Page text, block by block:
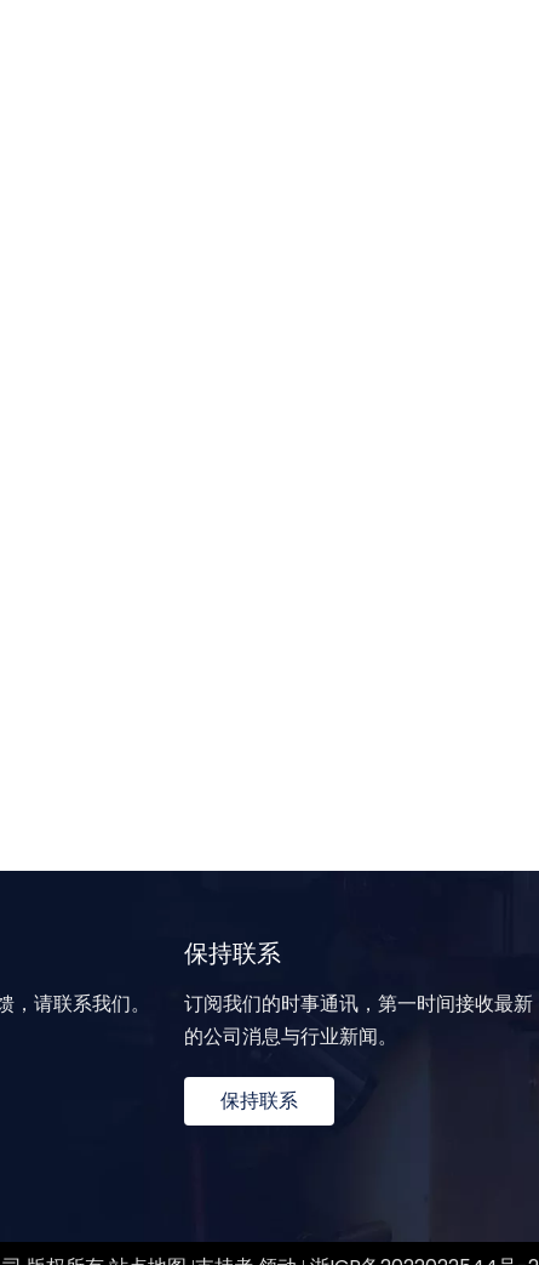
，请联系我们。
保持联系
订阅我们的时事通讯，第一时间接收最新
的公司消息与行业新闻。
保持联系